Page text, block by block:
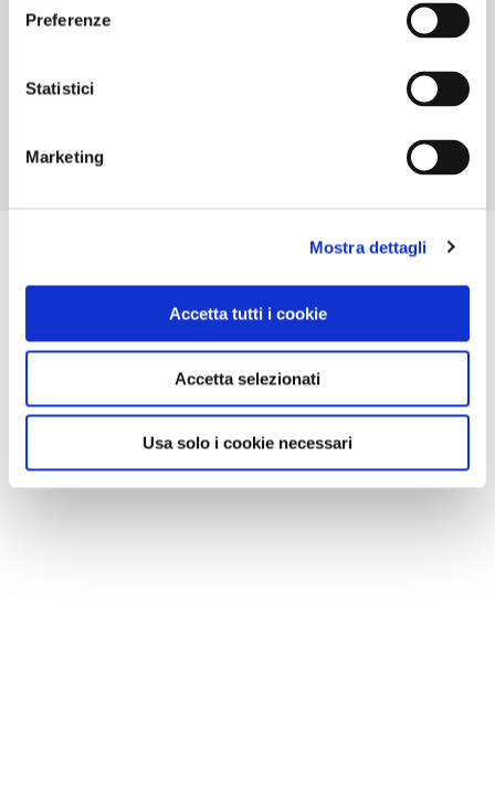
Preferenze
Statistici
Marketing
Mostra dettagli
Accetta tutti i cookie
Accetta selezionati
Usa solo i cookie necessari
75
Chiusura: agosto chiuso seconda metà